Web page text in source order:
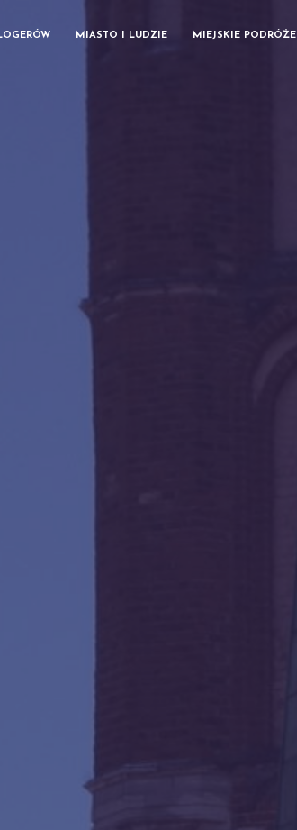
MIASTO I LUDZIE MIEJSKIE PODRÓŻE